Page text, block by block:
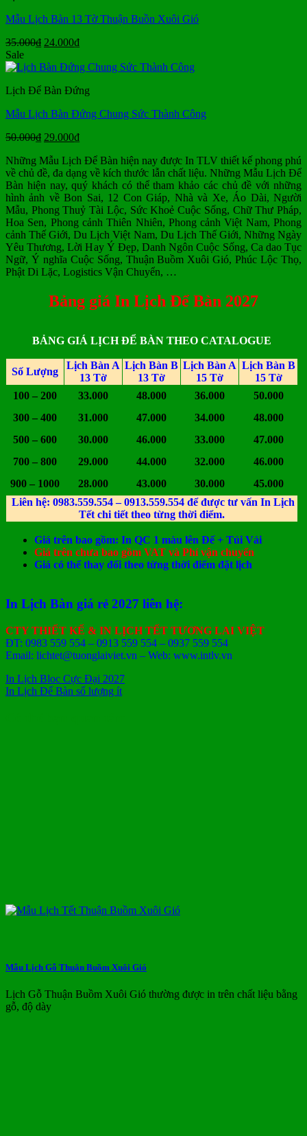
Mẫu Lịch Bàn 13 Tờ Thuận Buồn Xuôi Gió
35.000₫ Giá
là:
24.000₫Giá
tại
24.000₫.
Sale
Lịch Để Bàn Đứng
Mẫu Lịch Bàn Đứng Chung Sức Thành Công
50.000₫ Giá
là:
50.000₫.
29.000₫Giá
tại
là:
29.000₫.
Những Mẫu Lịch Để Bàn hiện nay được In TLV thiết kế phong phú
về chủ đề, đa dạng về kích thước lẫn chất liệu. Những Mẫu Lịch Để
Bàn hiện nay, quý khách có thể tham khảo các chủ đề với những
hình ảnh về Bon Sai, 12 Con Giáp, Nhà và Xe, Áo Dài, Người
Mẫu, Phong Thuỷ Tài Lộc, Sức Khoẻ Cuộc Sống, Chữ Thư Pháp,
Hoa Sen, Phong cảnh Thiên Nhiên, Phong cảnh Việt Nam, Phong
cảnh Thế Giới, Du Lịch Việt Nam, Du Lịch Thế Giới, Những Ngày
Yêu Thương, Lời Hay Ý Đẹp, Danh Ngôn Cuộc Sống, Ca dao Tục
Ngữ, Ý nghĩa Cuộc Sống, Thuận Buồm Xuôi Gió, Phúc Lộc Thọ,
Phật Di Lặc, Logistics Vận Chuyển, …
Bảng giá In Lịch Để Bàn 2027
BẢNG GIÁ LỊCH ĐỂ BÀN THEO CATALOGUE
Số Lượng
Lịch Bàn A
13 Tờ
Lịch Bàn B
13 Tờ
Lịch Bàn A
15 Tờ
Lịch Bàn B
15 Tờ
100 – 200
33.000 48.000 36.000
50.000
300 – 400
31.000 47.000 34.000
48.000
500 – 600
30.000 46.000 33.000
47.000
700 – 800
29.000 44.000 32.000
46.000
900 – 1000
28.000 43.000 30.000
45.000
Liên hệ: 0983.559.554 – 0913.559.554 để được tư vấn In Lịch
Tết chi tiết theo từng thời điểm.
Giá trên bao gồm: In QC 1 màu lên Đế + Túi Vải
Giá trên chưa bao gồm VAT và Phí vận chuyển
Giá có thể thay đổi theo từng thời điểm đặt lịch
In Lịch Bàn giá rẻ 2027 liên hệ:
CTY THIẾT KẾ & IN LỊCH TẾT TƯƠNG LAI VIỆT
ĐT: 0983 559 554 – 0913 559 554 – 0937 559 554
Email: lichtet@tuonglaiviet.vn – Web: www.intlv.vn
In Lịch Bloc Cực Đại 2027
In Lịch Để Bàn số lượng ít
Mẫu Lịch Gỗ Thuận Buồm Xuôi Gió
Lịch Gỗ Thuận Buồm Xuôi Gió thường được in trên chất liệu bằng
gỗ, độ dày